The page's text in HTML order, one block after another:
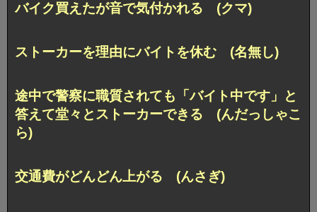
バイク買えたが音で気付かれる (クマ)
ストーカーを理由にバイトを休む (名無し)
途中で警察に職質されても「バイト中です」と
答えて堂々とストーカーできる (んだっしゃこ
ら)
交通費がどんどん上がる (んさぎ)